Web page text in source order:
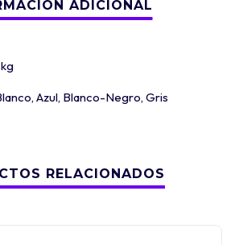
kg
, Azul, Blanco-Negro, Gris
RELACIONADOS